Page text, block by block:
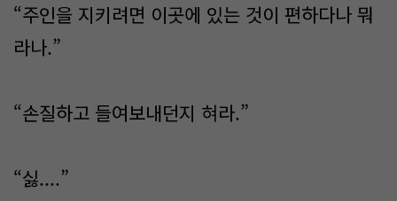
“주인을 지키려면 이곳에 있는 것이 편하다나 뭐
라나.”
“손질하고 들여보내던지 혀라.”
“싫....”